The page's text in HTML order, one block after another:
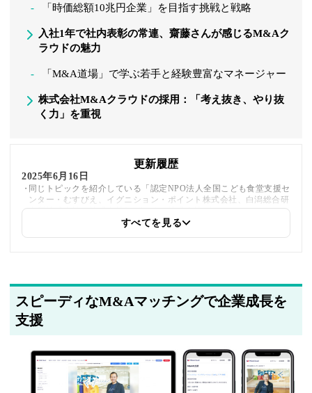
「時価総額10兆円企業」を目指す挑戦と戦略
入社1年で社内表彰の常連、齋藤さんが感じるM&Aク
ラウドの魅力
「M&A道場」で学ぶ若手と経験豊富なマネージャー
株式会社M&Aクラウドの採用：「考え抜き、やり抜
く力」を重視
更新履歴
2025年6月16日
同じトピックを紹介している「認定NPO法人全国こども食堂支援セ
ンター・むすびえ、イグニション・ポイント株式会社、白潟総合研
究所株式会社、株式会社fundbook、株式会社プロジェクトホールデ
ィングス、株式会社船井総合研究所」への内部リンクを追加しまし
すべてを見る
スピーディなM&Aマッチングで企業成長を
支援